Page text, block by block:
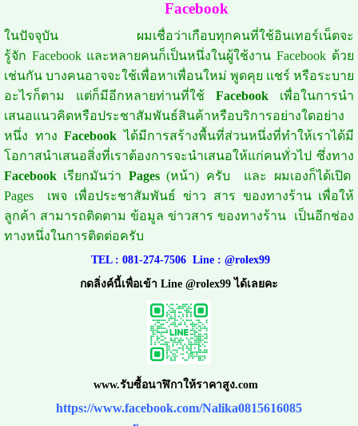
Facebook
ในปัจจุบัน ผมเชื่อว่าเกือบทุกคนที่ใช้อินเทอร์เน็ตจะ
รู้จัก Facebook และหลายคนก็เป็นหนึ่งในผู้ใช้งาน Facebook ด้วย
เช่นกัน บางคนอาจจะใช้เพื่อหาเพื่อนใหม่ พูดคุย แชร์ หรือระบาย
อะไรก็ตาม แต่ก็มีอีกหลายท่านที่ใช้Facebook
เพื่อในการนำ
เสนอแนวคิดหรือประชาสัมพันธ์สินค้าหรือบริการอย่างใดอย่าง
หนึ่ง ทางFacebook ได้มีการสร้างพื้นที่ส่วนหนึ่งที่ทำให้เราได้มี
โอกาสนำเสนอสิ่งที่เราต้องการจะนำเสนอให้แก่คนทั่วไป ซึ่งทาง
Facebookเรียกมันว่า Pages(หน้า) ครับ และ ผมเองก็ได้เปิด
Pages เพจ เพื่อประชาสัมพันธ์ ข่าว สาร ของทางร้าน เพื่อให้
ลูกค้า สามารถติดตาม ข้อมูล ข่าวสาร ของทางร้าน เป็นอีกช่อง
ทางหนึ่งในการติดต่อครับ
TEL : 081-274-7506Line : @rolex99
กดลิ่งค์นี้เพื่อเข้า Line @rolex99 ได้เลยคะ
www.รับซื้อนาฬิกาให้ราคาสูง.com
https://www.facebook.com/Nalika0815616085